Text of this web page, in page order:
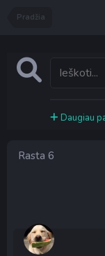
Pradžia
Daugiau
Rasta 6